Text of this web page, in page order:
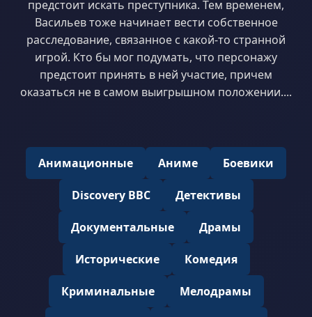
предстоит искать преступника. Тем временем,
Васильев тоже начинает вести собственное
расследование, связанное с какой-то странной
игрой. Кто бы мог подумать, что персонажу
предстоит принять в ней участие, причем
оказаться не в самом выигрышном положении....
Анимационные Аниме Боевики
Discovery BBC Детективы
Документальные Драмы
Исторические Комедия
Криминальные Мелодрамы